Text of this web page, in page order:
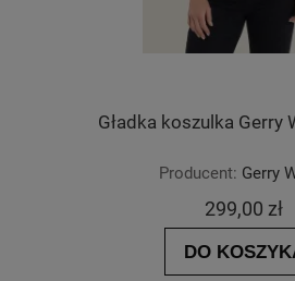
Gładka koszulka Gerry
Producent: Gerry
299,00 zł
DO